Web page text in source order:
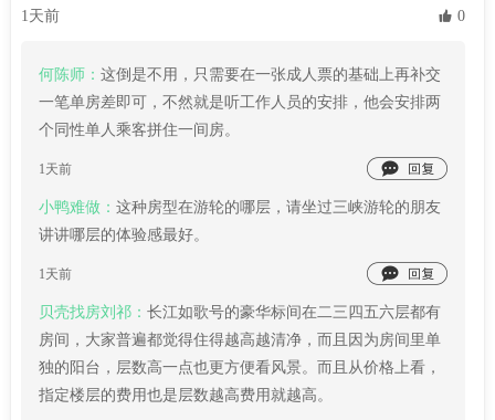
1天前  0
何陈师： 这倒是不用，只需要在一张成人票的基础上再补交
一笔单房差即可，不然就是听工作人员的安排，他会安排两
个同性单人乘客拼住一间房。
1天前 
小鸭难做： 这种房型在游轮的哪层，请坐过三峡游轮的朋友
讲讲哪层的体验感最好。
1天前 
贝壳找房刘祁： 长江如歌号的豪华标间在二三四五六层都有
房间，大家普遍都觉得住得越高越清净，而且因为房间里单
独的阳台，层数高一点也更方便看风景。而且从价格上看，
指定楼层的费用也是层数越高费用就越高。